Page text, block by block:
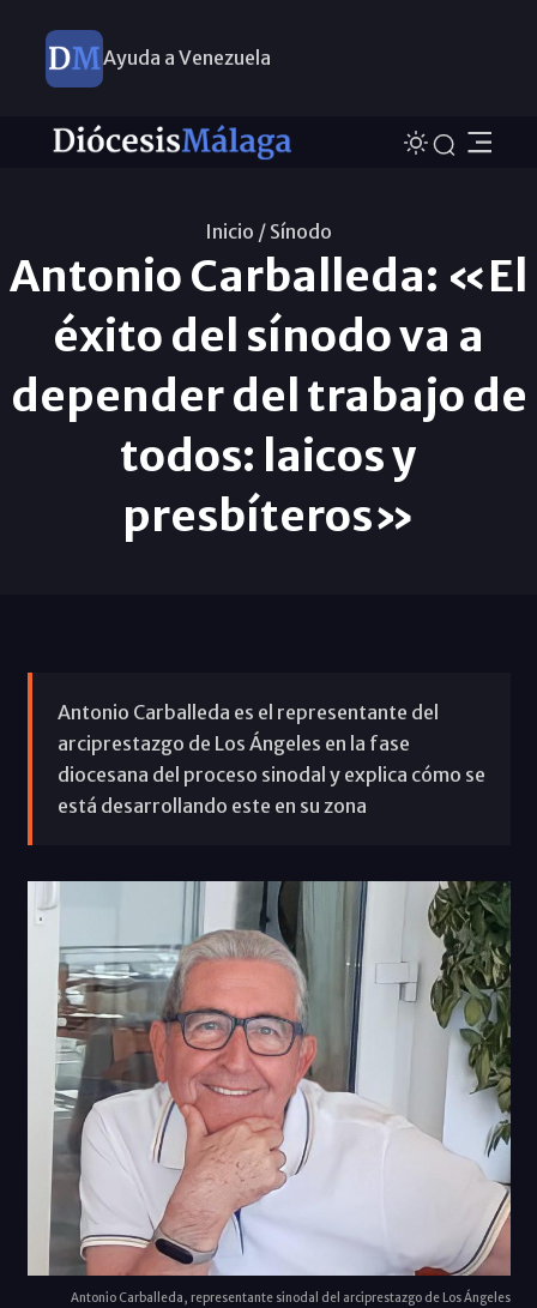
Ayuda a Venezuela
Inicio / Sínodo
Antonio Carballeda: «El
éxito del sínodo va a
depender del trabajo de
todos: laicos y
presbíteros»
Antonio Carballeda es el representante del
arciprestazgo de Los Ángeles en la fase
diocesana del proceso sinodal y explica cómo se
está desarrollando este en su zona
Antonio Carballeda, representante sinodal del arciprestazgo de Los Ángeles